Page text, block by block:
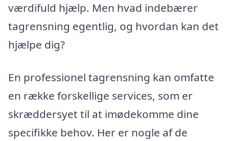
værdifuld hjælp. Men hvad indebærer
tagrensning egentlig, og hvordan kan det
hjælpe dig?
En professionel tagrensning kan omfatte
en række forskellige services, som er
skræddersyet til at imødekomme dine
specifikke behov. Her er nogle af de